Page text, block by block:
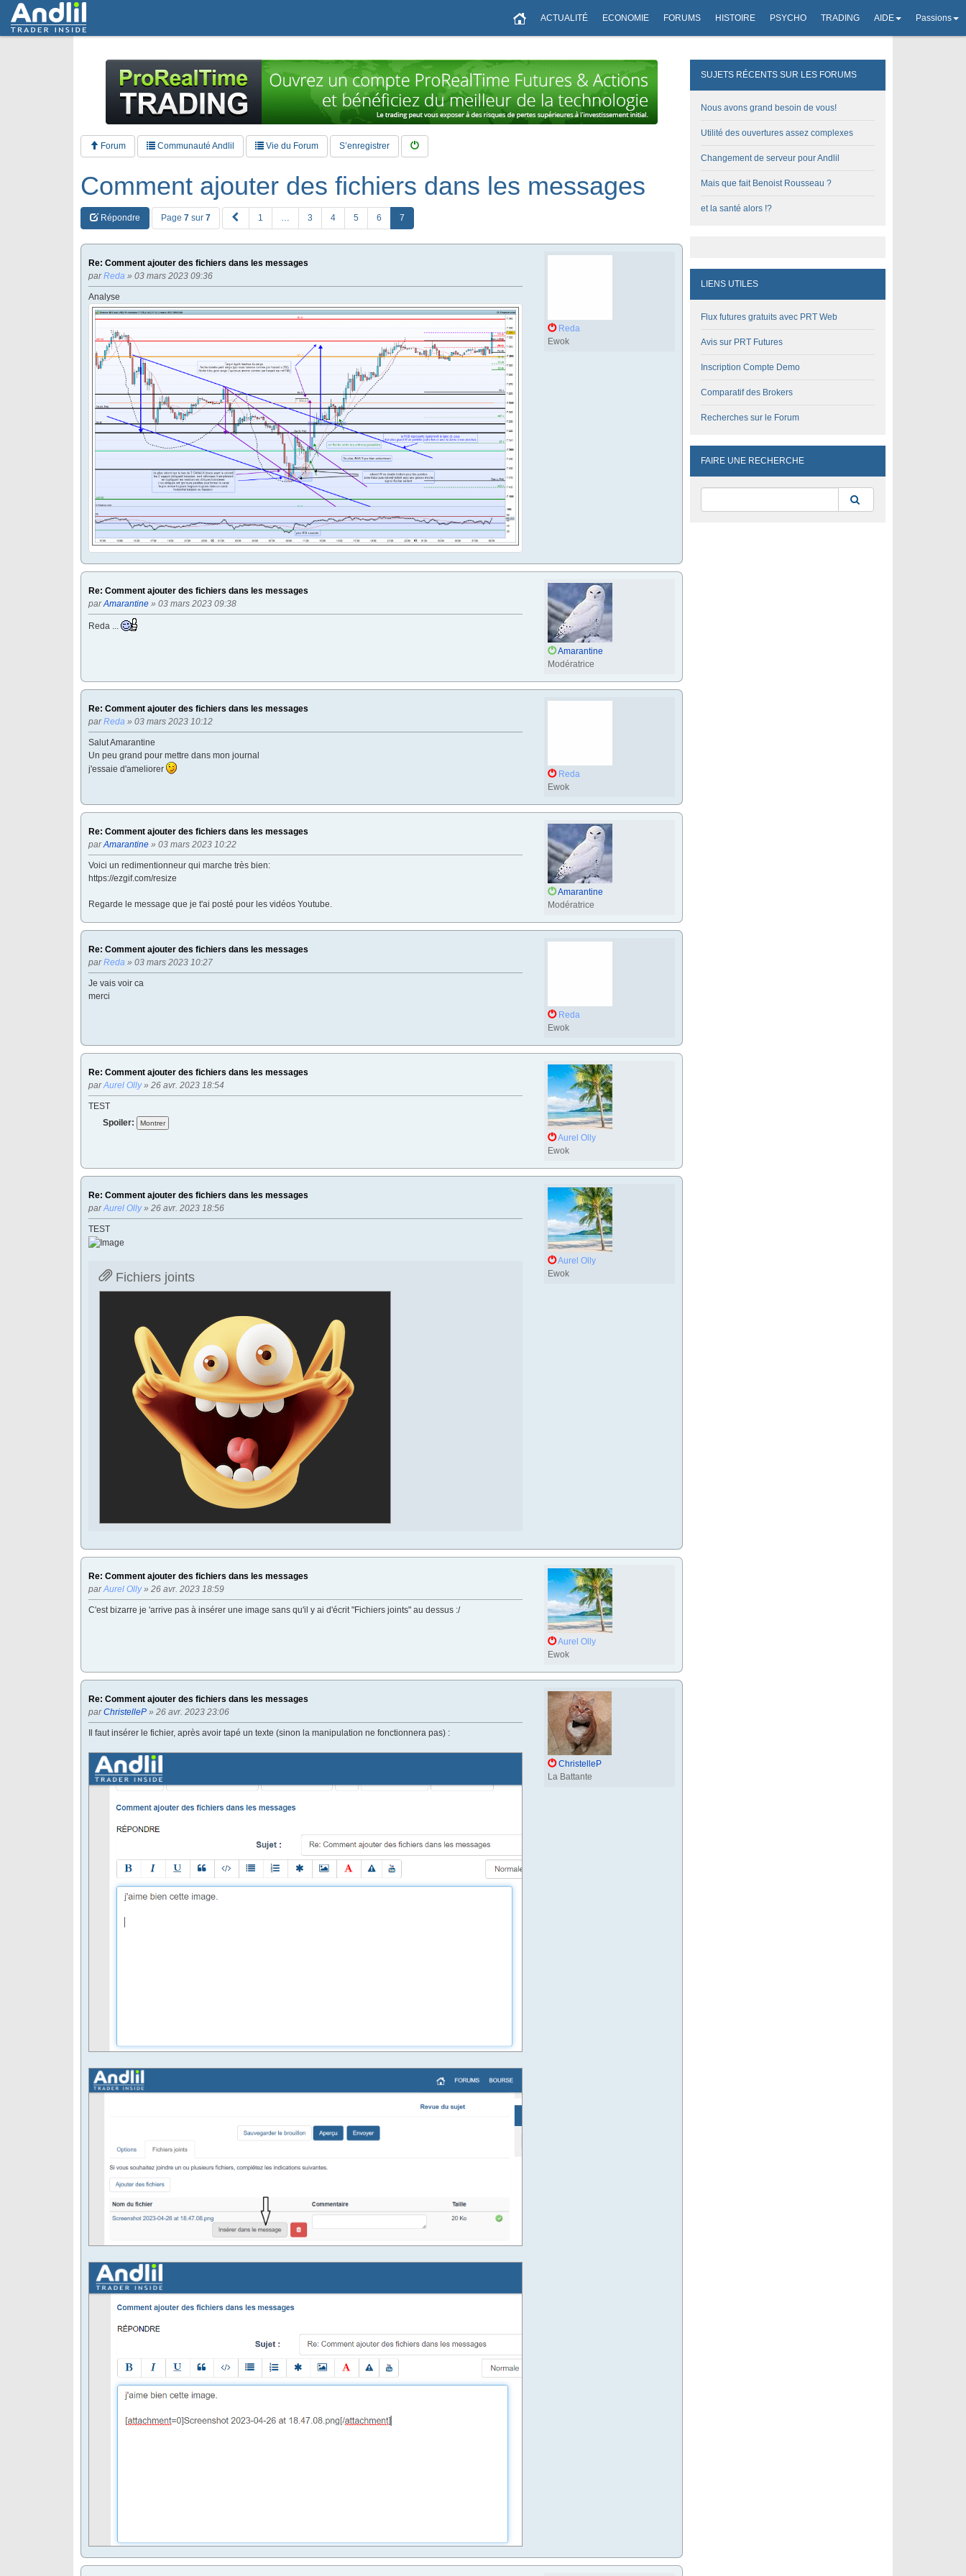
ACTUALITÉ ECONOMIE FORUMS HISTOIRE PSYCHO TRADING AIDE Passions
Forum Communauté Andlil Vie du Forum S’enregistrer
Comment ajouter des fichiers dans les messages
Répondre Page 7 sur 7
R
E
1 … 3 4 5 6 7
Re: Comment ajouter des fichiers dans les messages
parReda » 03 mars 2023 09:36
Analyse
Reda
Ewok
Re: Comment ajouter des fichiers dans les messages
parAmarantine » 03 mars 2023 09:38
Reda ...
Amarantine
Modératrice
Re: Comment ajouter des fichiers dans les messages
parReda » 03 mars 2023 10:12
Salut Amarantine
Un peu grand pour mettre dans mon journal
j'essaie d'ameliorer
Reda
Ewok
Re: Comment ajouter des fichiers dans les messages
parAmarantine » 03 mars 2023 10:22
Voici un redimentionneur qui marche très bien:
https://ezgif.com/resize
Regarde le message que je t'ai posté pour les vidéos Youtube.
Amarantine
Modératrice
Re: Comment ajouter des fichiers dans les messages
parReda » 03 mars 2023 10:27
Je vais voir ca
merci
Reda
Ewok
Re: Comment ajouter des fichiers dans les messages
parAurel Olly» 26 avr. 2023 18:54
TEST
Spoiler:
Aurel Olly
Ewok
Re: Comment ajouter des fichiers dans les messages
parAurel Olly» 26 avr. 2023 18:56
TEST
Fichiers joints
Aurel Olly
Ewok
Re: Comment ajouter des fichiers dans les messages
parAurel Olly» 26 avr. 2023 18:59
C'est bizarre je 'arrive pas à insérer une image sans qu'il y ai d'écrit "Fichiers joints" au dessus :/
Aurel Olly
Ewok
Re: Comment ajouter des fichiers dans les messages
parChristelleP » 26 avr. 2023 23:06
Il faut insérer le fichier, après avoir tapé un texte (sinon la manipulation ne fonctionnera pas) :
ChristelleP
La Battante
SUJETS RÉCENTS SUR LES FORUMS
Nous avons grand besoin de vous!
Utilité des ouvertures assez complexes
Changement de serveur pour Andlil
Mais que fait Benoist Rousseau ?
et la santé alors !?
LIENS UTILES
Flux futures gratuits avec PRT Web
Avis sur PRT Futures
Inscription Compte Demo
Comparatif des Brokers
Recherches sur le Forum
FAIRE UNE RECHERCHE